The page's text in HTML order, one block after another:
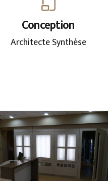
Conception
Architecte Synthèse